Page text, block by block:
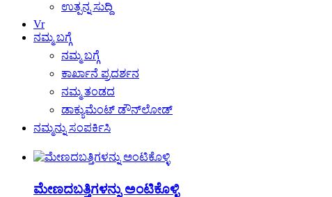
ಉತ್ಪನ್ನ ಸುದ್ದಿ
Vr
ನಮ್ಮ ಬಗ್ಗೆ
ನಮ್ಮ ಬಗ್ಗೆ
ಕಾರ್ಖಾನೆ ಪ್ರದರ್ಶನ
ನಮ್ಮ ತಂಡದ
ಡಾಕ್ಯುಮೆಂಟ್ ಡೌನ್‌ಲೋಡ್
ನಮ್ಮನ್ನು ಸಂಪರ್ಕಿಸಿ
ಮೇಣದಬತ್ತಿಗಳನ್ನು ಅಂಟಿಕೊಳ್ಳಿ